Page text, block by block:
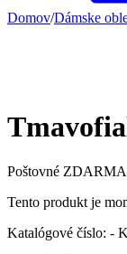
Domov/Dámske
Poštovné ZDARMA
Tento produkt je
Katalógové číslo: -